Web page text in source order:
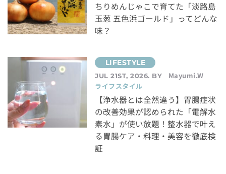
ちりめんじゃこで育てた「淡路島
玉葱 五色浜ゴールド」ってどんな
味？
JUL 21ST, 2026. BY
Mayumi.W
ライフスタイル
【浄水器とは全然違う】胃腸症状
の改善効果が認められた「電解水
素水」が使い放題！整水器で叶え
る胃腸ケア・料理・美容を徹底検
証